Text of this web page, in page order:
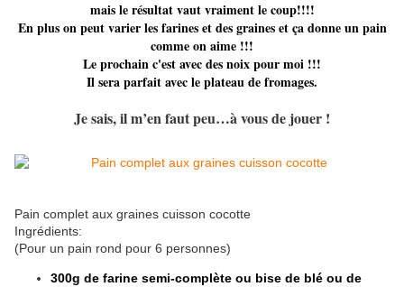
mais le résultat vaut vraiment le coup!!!!
En plus on peut varier les farines et des graines et ça donne un pain
comme on aime !!!
Le prochain c'est avec des noix pour moi !!!
Il sera parfait avec le plateau de fromages.
Je sais, il m’en faut peu…à vous de jouer !
Pain complet aux graines cuisson cocotte
Ingrédients:
(Pour un pain rond pour 6 personnes)
300g de farine semi-complète ou bise de blé ou de